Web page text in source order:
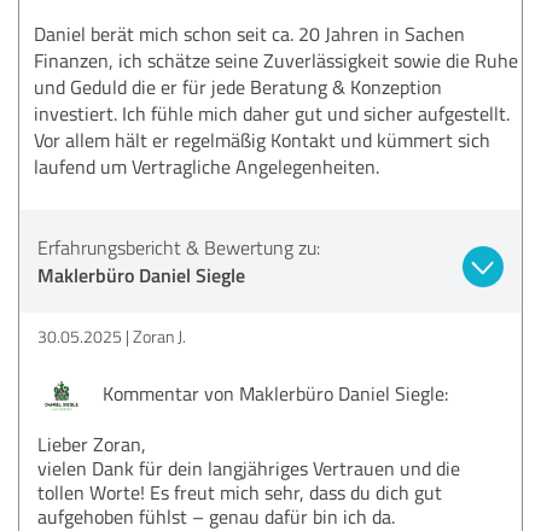
Daniel berät mich schon seit ca. 20 Jahren in Sachen
Finanzen, ich schätze seine Zuverlässigkeit sowie die Ruhe
und Geduld die er für jede Beratung & Konzeption
investiert. Ich fühle mich daher gut und sicher aufgestellt.
Vor allem hält er regelmäßig Kontakt und kümmert sich
laufend um Vertragliche Angelegenheiten.
Erfahrungsbericht & Bewertung zu:
Maklerbüro Daniel Siegle
30.05.2025 Zoran J.
Kommentar von Maklerbüro Daniel Siegle:
Lieber Zoran,
vielen Dank für dein langjähriges Vertrauen und die
tollen Worte! Es freut mich sehr, dass du dich gut
aufgehoben fühlst – genau dafür bin ich da.